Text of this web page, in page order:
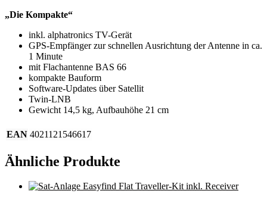
„Die Kompakte“
inkl. alphatronics TV-Gerät
GPS-Empfänger zur schnellen Ausrichtung der Antenne in ca.
1 Minute
mit Flachantenne BAS 66
kompakte Bauform
Software-Updates über Satellit
Twin-LNB
Gewicht 14,5 kg, Aufbauhöhe 21 cm
EAN 4021121546617
Ähnliche Produkte